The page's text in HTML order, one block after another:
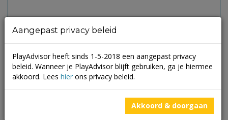
Aangepast privacy beleid
PlayAdvisor heeft sinds 1-5-2018 een aangepast privacy
beleid. Wanneer je PlayAdvisor blijft gebruiken, ga je hiermee
akkoord. Lees hier ons privacy beleid.
Akkoord & doorgaan